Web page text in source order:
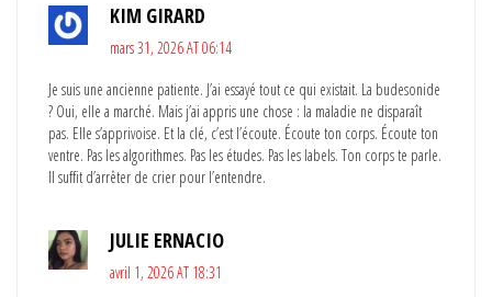
KIM GIRARD
mars 31, 2026 AT 06:14
Je suis une ancienne patiente. J’ai essayé tout ce qui existait. La budesonide
? Oui, elle a marché. Mais j’ai appris une chose : la maladie ne disparaît
pas. Elle s’apprivoise. Et la clé, c’est l’écoute. Écoute ton corps. Écoute ton
ventre. Pas les algorithmes. Pas les études. Pas les labels. Ton corps te parle.
Il suffit d’arrêter de crier pour l’entendre.
JULIE ERNACIO
avril 1, 2026 AT 18:31